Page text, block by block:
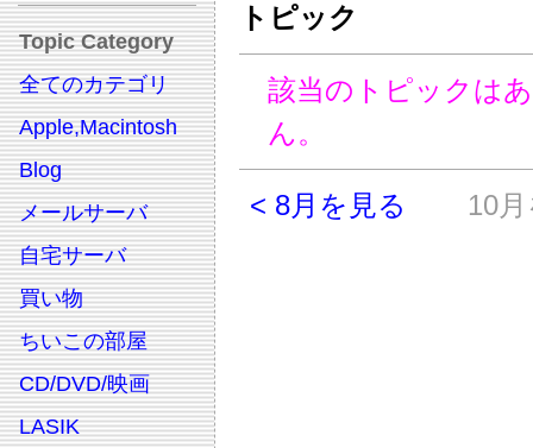
Topic Category
全てのカテゴリ
Apple,Macintosh
Blog
メールサーバ
自宅サーバ
買い物
ちいこの部屋
CD/DVD/映画
LASIK
トピック
該当のトピックは
ん。
< 8月を見る 10